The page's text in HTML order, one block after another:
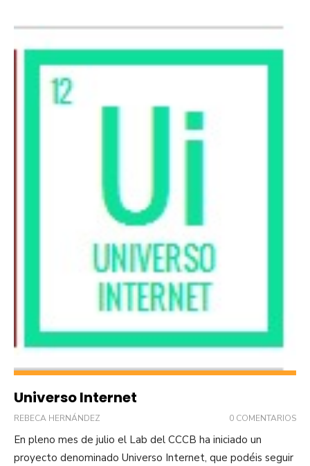
Universo Internet
REBECA HERNÁNDEZ 0 COMENTARIOS
En pleno mes de julio el Lab del CCCB ha iniciado un
proyecto denominado Universo Internet, que podéis seguir